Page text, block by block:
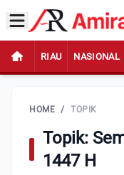
RIAU NASIONAL
HOME / TOPIK
Topik:
1447 H